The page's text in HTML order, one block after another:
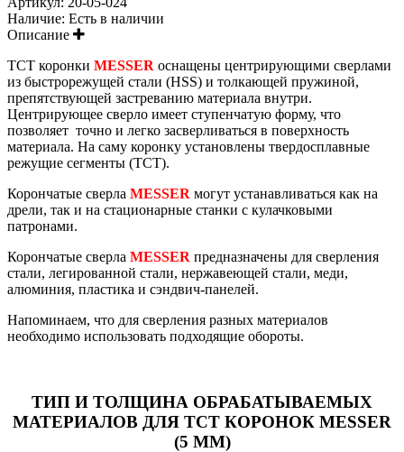
Наличие: Есть в наличии
Описание
ТСТ коронки MESSER оснащены центрирующими сверлами
из быстрорежущей стали (HSS) и толкающей пружиной,
препятствующей застреванию материала внутри.
Центрирующее сверло имеет ступенчатую форму, что
позволяет точно и легко засверливаться в поверхность
материала. На саму коронку установлены твердосплавные
режущие сегменты (ТСТ).
Корончатые сверла MESSER могут устанавливаться как на
дрели, так и на стационарные станки с кулачковыми
патронами.
Корончатые сверла MESSER предназначены для сверления
стали, легированной стали, нержавеющей стали, меди,
алюминия, пластика и сэндвич-панелей.
Напоминаем, что для сверления разных материалов
необходимо использовать подходящие обороты.
ТИП И ТОЛЩИНА ОБРАБАТЫВАЕМЫХ
МАТЕРИАЛОВ ДЛЯ ТСТ КОРОНОК MESSER
(5 ММ)